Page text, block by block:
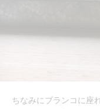
ちなみにブランコに座